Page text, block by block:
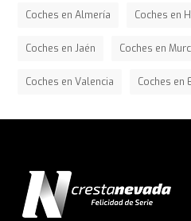
Coches en Almería Coches en
Coches en Jaén Coches en
Coches en Valencia Coches en